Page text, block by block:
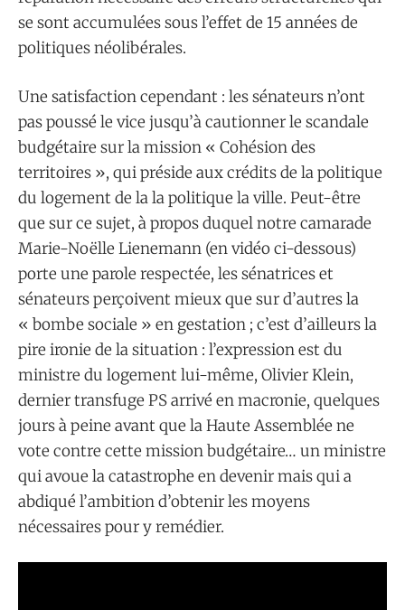
se sont accumulées sous l’effet de 15 années de
politiques néolibérales.
Une satisfaction cependant : les sénateurs n’ont
pas poussé le vice jusqu’à cautionner le scandale
budgétaire sur la mission « Cohésion des
territoires », qui préside aux crédits de la politique
du logement de la la politique la ville. Peut-être
que sur ce sujet, à propos duquel notre camarade
Marie-Noëlle Lienemann (en vidéo ci-dessous)
porte une parole respectée, les sénatrices et
sénateurs perçoivent mieux que sur d’autres la
« bombe sociale » en gestation ; c’est d’ailleurs la
pire ironie de la situation : l’expression est du
ministre du logement lui-même, Olivier Klein,
dernier transfuge PS arrivé en macronie, quelques
jours à peine avant que la Haute Assemblée ne
vote contre cette mission budgétaire… un ministre
qui avoue la catastrophe en devenir mais qui a
abdiqué l’ambition d’obtenir les moyens
nécessaires pour y remédier.